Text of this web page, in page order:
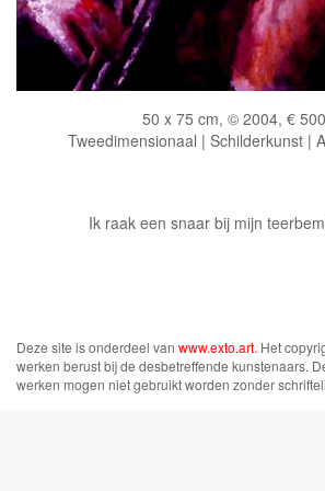
50 x 75 cm, © 2004, €
Tweedimensionaal | Schilderkunst |
Ik raak een snaar bij mijn
Deze site is onderdeel van www.exto.art. Het
werken berust bij de desbetreffende kunstenaars.
werken mogen niet gebruikt worden zonder